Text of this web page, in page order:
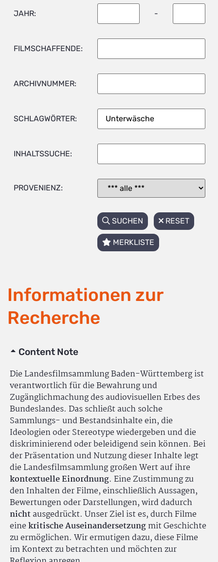
JAHR: -
FILMSCHAFFENDE:
ARCHIVNUMMER:
SCHLAGWÖRTER:
INHALTSSUCHE:
PROVENIENZ:
SUCHEN RESET
MERKLISTE
Informationen zur
Recherche
Content Note
Die Landesfilmsammlung Baden-Württemberg ist
verantwortlich für die Bewahrung und
Zugänglichmachung des audiovisuellen Erbes des
Bundeslandes. Das schließt auch solche
Sammlungs- und Bestandsinhalte ein, die
Ideologien oder Stereotype wiedergeben und die
diskriminierend oder beleidigend sein können. Bei
der Präsentation und Nutzung dieser Inhalte legt
die Landesfilmsammlung großen Wert auf ihre
kontextuelle Einordnung. Eine Zustimmung zu
den Inhalten der Filme, einschließlich Aussagen,
Bewertungen oder Darstellungen, wird dadurch
nichtausgedrückt. Unser Ziel ist es, durch Filme
einekritische Auseinandersetzungmit Geschichte
zu ermöglichen. Wir ermutigen dazu, diese Filme
im Kontext zu betrachten und möchten zur